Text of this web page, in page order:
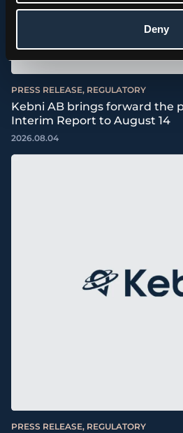
Deny
PRESS RELEASE, REGULATORY
Kebni AB brings forward the
Interim Report to August 14
2026.08.04
PRESS RELEASE, REGULATORY